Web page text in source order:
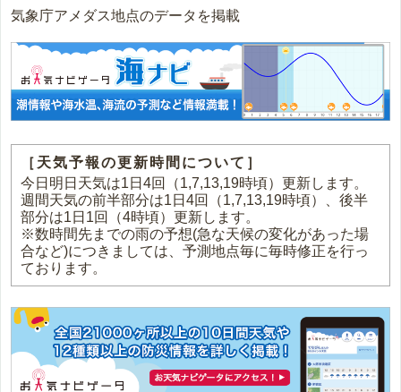
気象庁アメダス地点のデータを掲載
［天気予報の更新時間について］
今日明日天気は1日4回（1,7,13,19時頃）更新します。
週間天気の前半部分は1日4回（1,7,13,19時頃）、後半
部分は1日1回（4時頃）更新します。
※数時間先までの雨の予想(急な天候の変化があった場
合など)につきましては、予測地点毎に毎時修正を行っ
ております。